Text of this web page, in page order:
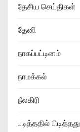
தேசிய செய்திகள்
தேனி
நாகப்பட்டினம்
நாமக்கல்
நீலகிரி
படித்ததில் பிடித்தது